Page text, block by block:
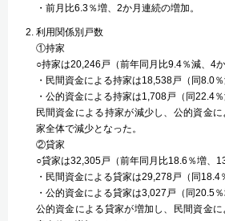
・前月比6.3％増、2か月連続の増加。
利用関係別戸数
①持家
○持家は20,246戸（前年同月比9.4％減、4か
・民間資金による持家は18,538戸（同8.0
・公的資金による持家は1,708戸（同22.4
民間資金による持家が減少し、公的資金
家全体で減少となった。
②貸家
○貸家は32,305戸（前年同月比18.6％増、
・民間資金による貸家は29,278戸（同18.4
・公的資金による貸家は3,027戸（同20.5
公的資金による貸家が増加し、民間資金